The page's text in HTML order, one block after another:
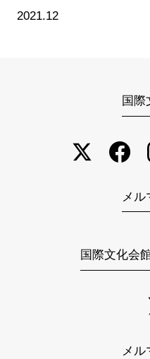
2021.12
国際
メル
国際文化会
メル